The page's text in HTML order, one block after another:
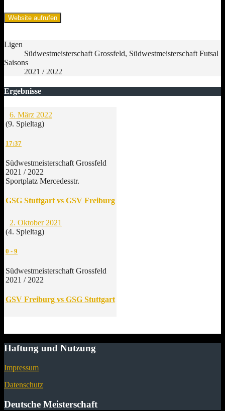
Ligen
Südwestmeisterschaft Grossfeld, Südwestmeisterschaft Futsal
Saisons
2021 / 2022
Ergebnisse
6. März 2022
(9. Spieltag)
17:37
Südwestmeisterschaft Grossfeld
2021 / 2022
Sportplatz Mercedesstr.
GSG Stuttgart vs GSV Freiburg
2. Oktober 2021
(4. Spieltag)
0 - 9
Südwestmeisterschaft Grossfeld
2021 / 2022
GSV Freiburg vs GSG Stuttgart
Haftung und Nutzung
Impressum
Datenschutz
Deutsche Meisterschaft